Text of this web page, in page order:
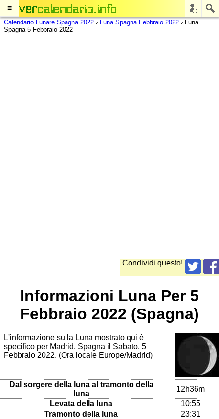
≡
Calendario Lunare Spagna 2022 › Luna Spagna Febbraio 2022 › Luna
Spagna 5 Febbraio 2022
Condividi questo!
Informazioni Luna Per 5
Febbraio 2022 (Spagna)
L'informazione su la Luna mostrato qui è
specifico per Madrid, Spagna il Sabato, 5
Febbraio 2022. (Ora locale Europe/Madrid)
Dal sorgere della luna al tramonto della
luna
12h36m
Levata della luna
10:55
Tramonto della luna
23:31